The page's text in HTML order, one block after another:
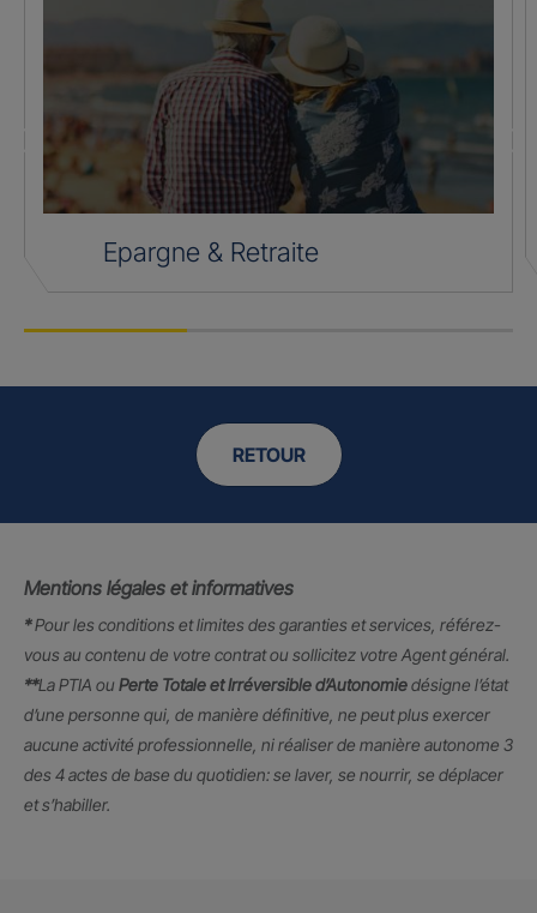
Epargne & Retraite
RETOUR
Mentions légales et informatives
*Pour les conditions et limites des garanties et services, référez-
vous au contenu de votre contrat ou sollicitez votre Agent général.
**La PTIA ou Perte Totale et Irréversible d’Autonomiedésigne l’état
d’une personne qui, de manière définitive, ne peut plus exercer
aucune activité professionnelle, ni réaliser de manière autonome 3
des 4 actes de base du quotidien: se laver, se nourrir, se déplacer
et s’habiller.